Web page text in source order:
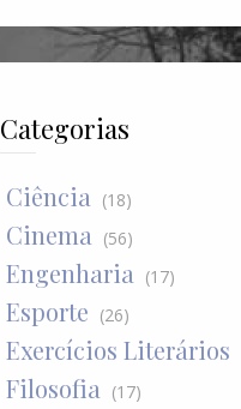
Categorias
Ciência (18)
Cinema (56)
Engenharia (17)
Esporte (26)
Exercícios Literários
Filosofia (17)